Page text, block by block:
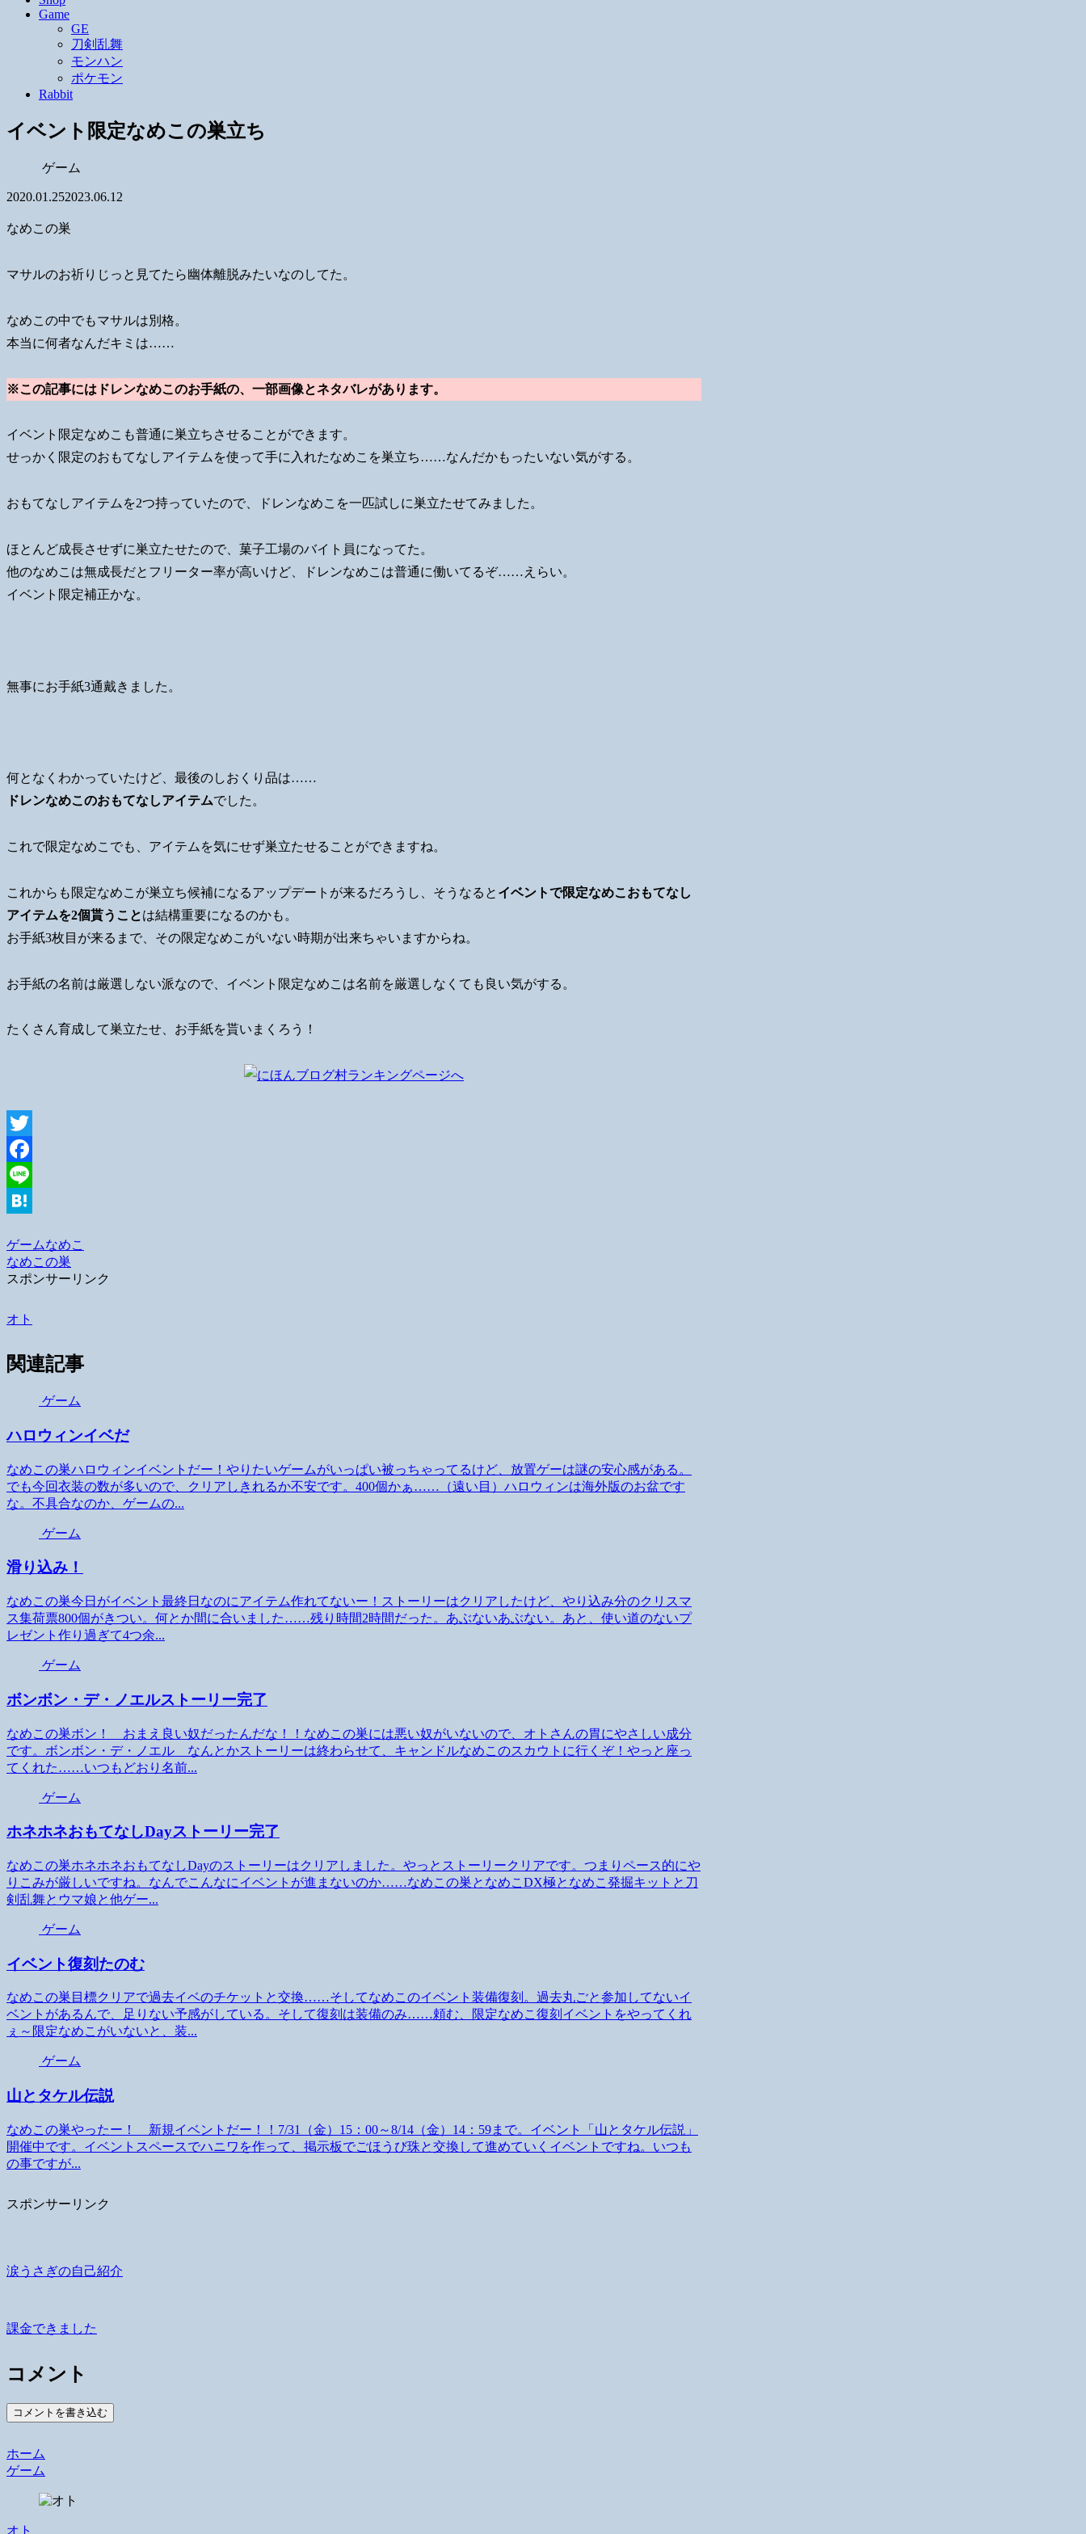
Game
GE
刀剣乱舞
モンハン
ポケモン
Rabbit
イベント限定なめこの巣立ち
ゲーム
2020.01.252023.06.12
なめこの巣
マサルのお祈りじっと見てたら幽体離脱みたいなのしてた。
なめこの中でもマサルは別格。
本当に何者なんだキミは……
※この記事にはドレンなめこのお手紙の、一部画像とネタバレがあります。
イベント限定なめこも普通に巣立ちさせることができます。
せっかく限定のおもてなしアイテムを使って手に入れたなめこを巣立ち……なんだかもったいない気がする。
おもてなしアイテムを2つ持っていたので、ドレンなめこを一匹試しに巣立たせてみました。
ほとんど成長させずに巣立たせたので、菓子工場のバイト員になってた。
他のなめこは無成長だとフリーター率が高いけど、ドレンなめこは普通に働いてるぞ……えらい。
イベント限定補正かな。
無事にお手紙3通戴きました。
何となくわかっていたけど、最後のしおくり品は……
ドレンなめこのおもてなしアイテムでした。
これで限定なめこでも、アイテムを気にせず巣立たせることができますね。
これからも限定なめこが巣立ち候補になるアップデートが来るだろうし、そうなると イベントで限定なめこおもてなし
アイテムを2個貰うことは結構重要になるのかも。
お手紙3枚目が来るまで、その限定なめこがいない時期が出来ちゃいますからね。
お手紙の名前は厳選しない派なので、イベント限定なめこは名前を厳選しなくても良い気がする。
たくさん育成して巣立たせ、お手紙を貰いまくろう！
Twitter
Facebook
Line
ゲームなめこ
なめこの巣
スポンサーリンク
オト
関連記事
ゲーム
ハロウィンイベだ
なめこの巣ハロウィンイベントだー！やりたいゲームがいっぱい被っちゃってるけど、放置ゲーは謎の安心感がある。
でも今回衣装の数が多いので、クリアしきれるか不安です。400個かぁ……（遠い目）ハロウィンは海外版のお盆です
な。不具合なのか、ゲームの...
ゲーム
滑り込み！
なめこの巣今日がイベント最終日なのにアイテム作れてないー！ストーリーはクリアしたけど、やり込み分のクリスマ
ス集荷票800個がきつい。何とか間に合いました……残り時間2時間だった。あぶないあぶない。あと、使い道のないプ
レゼント作り過ぎて4つ余...
ゲーム
ボンボン・デ・ノエルストーリー完了
なめこの巣ボン！ おまえ良い奴だったんだな！！なめこの巣には悪い奴がいないので、オトさんの胃にやさしい成分
です。ボンボン・デ・ノエル なんとかストーリーは終わらせて、キャンドルなめこのスカウトに行くぞ！やっと座っ
てくれた……いつもどおり名前...
ゲーム
ホネホネおもてなしDayストーリー完了
なめこの巣ホネホネおもてなしDayのストーリーはクリアしました。やっとストーリークリアです。つまりペース的にや
りこみが厳しいですね。なんでこんなにイベントが進まないのか……なめこの巣となめこDX極となめこ発掘キットと刀
剣乱舞とウマ娘と他ゲー...
ゲーム
イベント復刻たのむ
なめこの巣目標クリアで過去イベのチケットと交換……そしてなめこのイベント装備復刻。過去丸ごと参加してないイ
ベントがあるんで、足りない予感がしている。そして復刻は装備のみ……頼む、限定なめこ復刻イベントをやってくれ
ぇ～限定なめこがいないと、装...
ゲーム
山とタケル伝説
なめこの巣やったー！ 新規イベントだー！！7/31（金）15：00～8/14（金）14：59まで。イベント「山とタケル伝説」
開催中です。イベントスペースでハニワを作って、掲示板でごほうび珠と交換して進めていくイベントですね。いつも
の事ですが...
スポンサーリンク
涙うさぎの自己紹介
課金できました
コメント
コメントを書き込む
ホーム
ゲーム
オト